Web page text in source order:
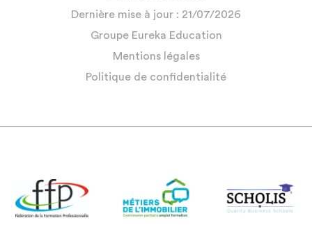
Dernière mise à jour : 21/07/2026
Groupe Eureka Education
Mentions légales
Politique de confidentialité